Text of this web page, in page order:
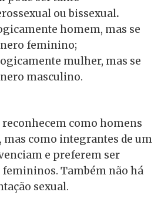
ou bissexual.
homem, mas se
feminino;
mulher, mas se
masculino.
reconhecem como homens
mas como integrantes de um
e preferem ser
Também não há
sexual.